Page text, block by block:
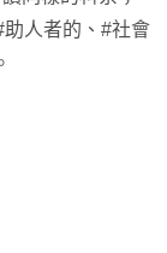
人者的、#社會